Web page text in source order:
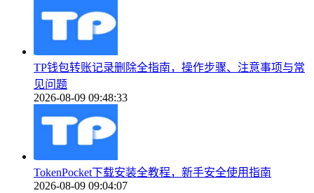
TP钱包转账记录删除全指南，操作步骤、注意事项与常
见问题
2026-08-09 09:48:33
TokenPocket下载安装全教程，新手安全使用指南
2026-08-09 09:04:07